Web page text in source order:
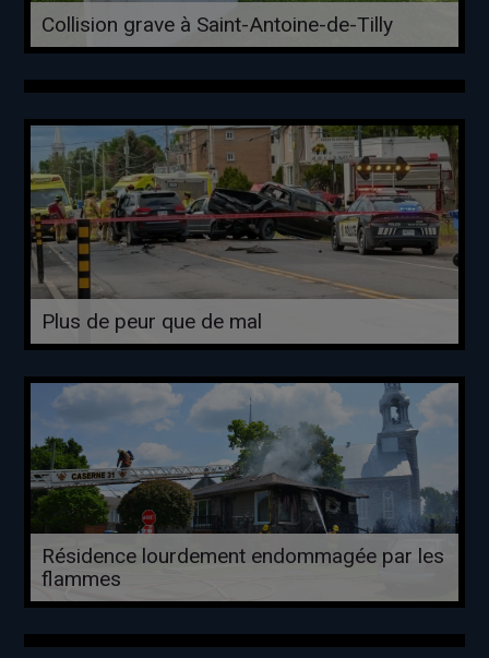
Collision grave à Saint-Antoine-de-Tilly
Plus de peur que de mal
Résidence lourdement endommagée par les
flammes